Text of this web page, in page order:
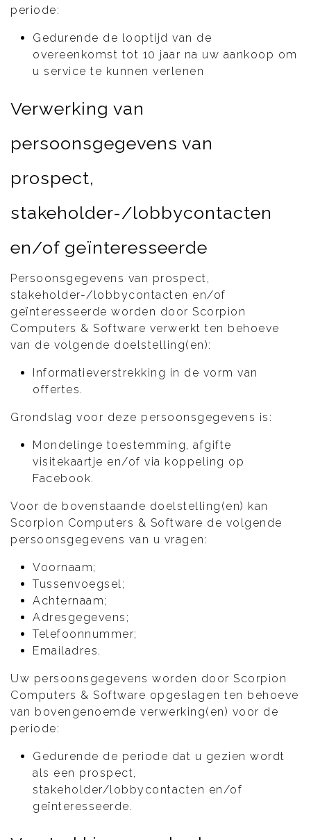
periode:
Gedurende de looptijd van de
overeenkomst tot 10 jaar na uw aankoop om
u service te kunnen verlenen
Verwerking van
persoonsgegevens van
prospect,
stakeholder-/lobbycontacten
en/of geïnteresseerde
Persoonsgegevens van prospect,
stakeholder-/lobbycontacten en/of
geïnteresseerde worden door Scorpion
Computers & Software verwerkt ten behoeve
van de volgende doelstelling(en):
Informatieverstrekking in de vorm van
offertes.
Grondslag voor deze persoonsgegevens is:
Mondelinge toestemming, afgifte
visitekaartje en/of via koppeling op
Facebook.
Voor de bovenstaande doelstelling(en) kan
Scorpion Computers & Software de volgende
persoonsgegevens van u vragen:
Voornaam;
Tussenvoegsel;
Achternaam;
Adresgegevens;
Telefoonnummer;
Emailadres.
Uw persoonsgegevens worden door Scorpion
Computers & Software opgeslagen ten behoeve
van bovengenoemde verwerking(en) voor de
periode:
Gedurende de periode dat u gezien wordt
als een prospect,
stakeholder/lobbycontacten en/of
geïnteresseerde.